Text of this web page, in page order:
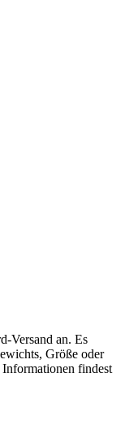
Versand an. Es
Größe oder
Informationen findest